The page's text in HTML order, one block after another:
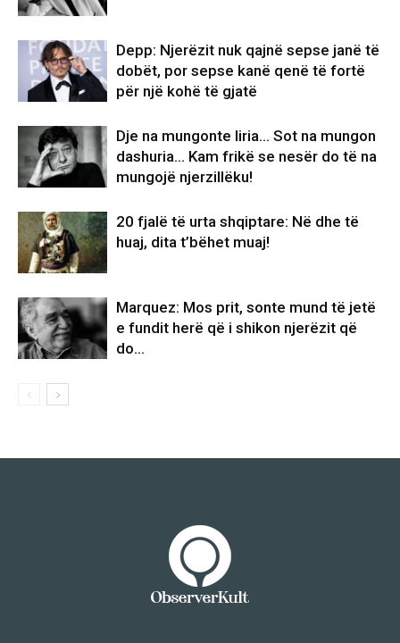
Depp: Njerëzit nuk qajnë sepse janë të
dobët, por sepse kanë qenë të fortë
për një kohë të gjatë
Dje na mungonte liria… Sot na mungon
dashuria… Kam frikë se nesër do të na
mungojë njerzillëku!
20 fjalë të urta shqiptare: Në dhe të
huaj, dita t’bëhet muaj!
Marquez: Mos prit, sonte mund të jetë
e fundit herë që i shikon njerëzit që
do…